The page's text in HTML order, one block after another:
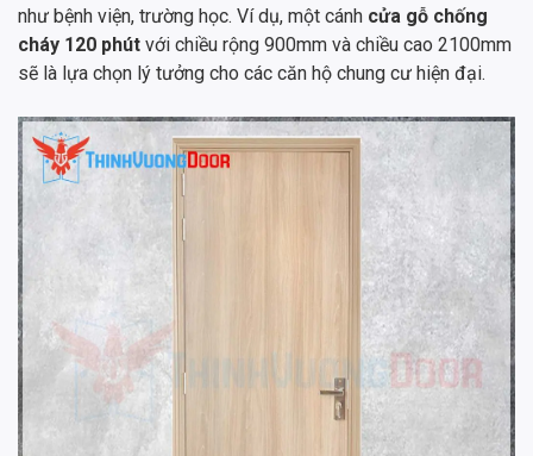
như bệnh viện, trường học. Ví dụ, một cánh cửa gỗ chống
cháy 120 phút với chiều rộng 900mm và chiều cao 2100mm
sẽ là lựa chọn lý tưởng cho các căn hộ chung cư hiện đại.